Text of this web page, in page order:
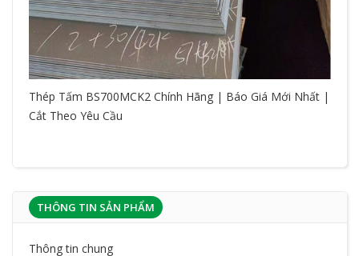
Thép Tấm BS700MCK2 Chính Hãng | Báo Giá Mới Nhất |
Cắt Theo Yêu Cầu
THÔNG TIN SẢN PHẨM
Thông tin chung